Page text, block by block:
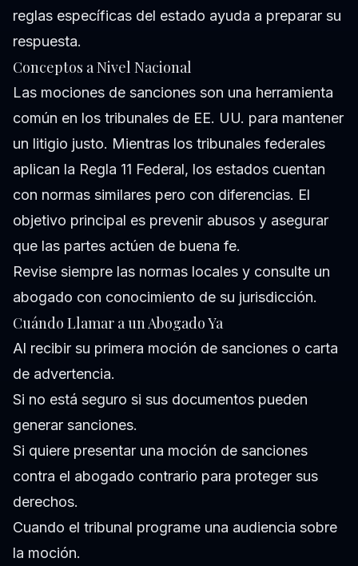
reglas específicas del estado ayuda a preparar su
respuesta.
Conceptos a Nivel Nacional
Las mociones de sanciones son una herramienta
común en los tribunales de EE. UU. para mantener
un litigio justo. Mientras los tribunales federales
aplican la Regla 11 Federal, los estados cuentan
con normas similares pero con diferencias. El
objetivo principal es prevenir abusos y asegurar
que las partes actúen de buena fe.
Revise siempre las normas locales y consulte un
abogado con conocimiento de su jurisdicción.
Cuándo Llamar a un Abogado Ya
Al recibir su primera moción de sanciones o carta
de advertencia.
Si no está seguro si sus documentos pueden
generar sanciones.
Si quiere presentar una moción de sanciones
contra el abogado contrario para proteger sus
derechos.
Cuando el tribunal programe una audiencia sobre
la moción.